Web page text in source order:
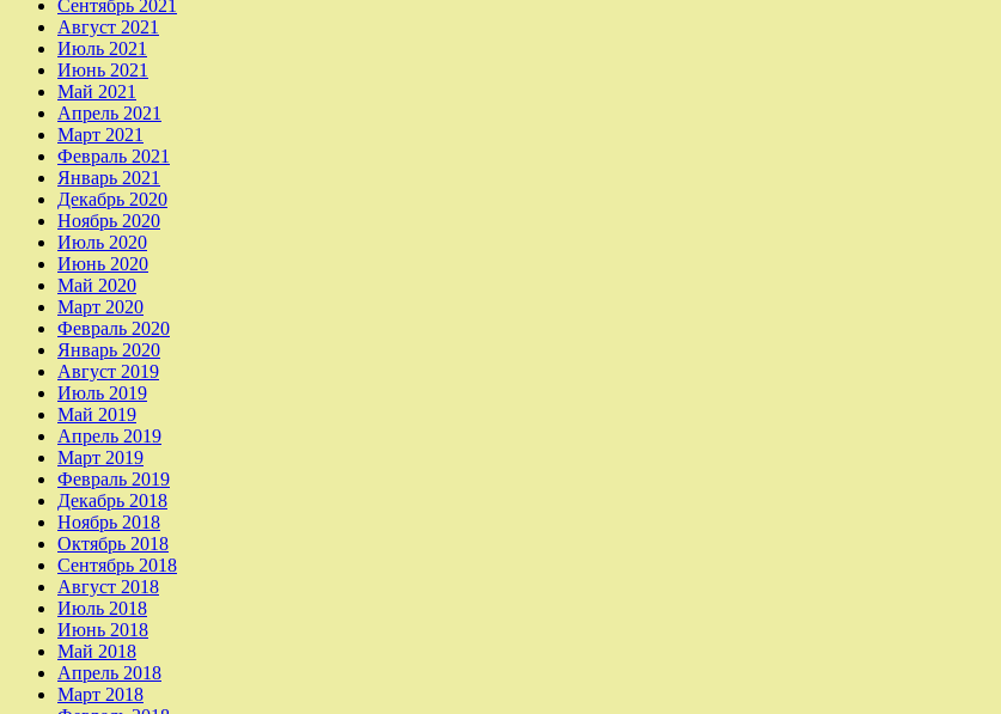
Сентябрь 2021
Август 2021
Июль 2021
Июнь 2021
Май 2021
Апрель 2021
Март 2021
Февраль 2021
Январь 2021
Декабрь 2020
Ноябрь 2020
Июль 2020
Июнь 2020
Май 2020
Март 2020
Февраль 2020
Январь 2020
Август 2019
Июль 2019
Май 2019
Апрель 2019
Март 2019
Февраль 2019
Декабрь 2018
Ноябрь 2018
Октябрь 2018
Сентябрь 2018
Август 2018
Июль 2018
Июнь 2018
Май 2018
Апрель 2018
Март 2018